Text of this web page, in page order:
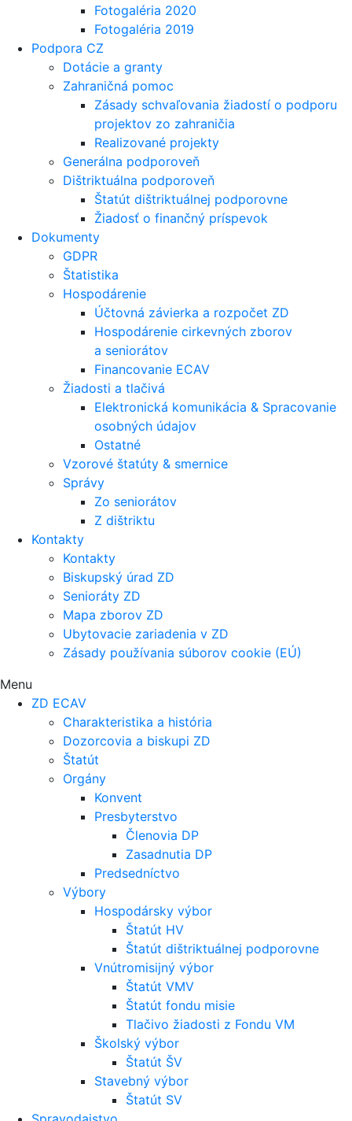
Fotogaléria 2020
Fotogaléria 2019
Podpora CZ
Dotácie a granty
Zahraničná pomoc
Zásady schvaľovania žiadostí o podporu
projektov zo zahraničia
Realizované projekty
Generálna podporoveň
Dištriktuálna podporoveň
Štatút dištriktuálnej podporovne
Žiadosť o finančný príspevok
Dokumenty
GDPR
Štatistika
Hospodárenie
Účtovná závierka a rozpočet ZD
Hospodárenie cirkevných zborov
a seniorátov
Financovanie ECAV
Žiadosti a tlačivá
Elektronická komunikácia & Spracovanie
osobných údajov
Ostatné
Vzorové štatúty & smernice
Správy
Zo seniorátov
Z dištriktu
Kontakty
Kontakty
Biskupský úrad ZD
Senioráty ZD
Mapa zborov ZD
Ubytovacie zariadenia v ZD
Zásady používania súborov cookie (EÚ)
Menu
ZD ECAV
Charakteristika a história
Dozorcovia a biskupi ZD
Štatút
Orgány
Konvent
Presbyterstvo
Členovia DP
Zasadnutia DP
Predsedníctvo
Výbory
Hospodársky výbor
Štatút HV
Štatút dištriktuálnej podporovne
Vnútromisijný výbor
Štatút VMV
Štatút fondu misie
Tlačivo žiadosti z Fondu VM
Školský výbor
Štatút ŠV
Stavebný výbor
Štatút SV